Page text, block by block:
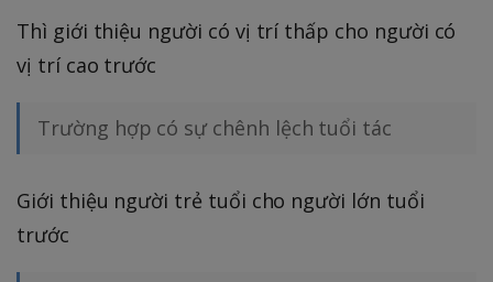
Thì giới thiệu người có vị trí thấp cho người có
vị trí cao trước
Trường hợp có sự chênh lệch tuổi tác
Giới thiệu người trẻ tuổi cho người lớn tuổi
trước